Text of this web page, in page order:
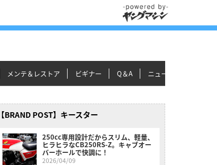
メンテ＆レストア ビギナー Q＆A ニュース＆トピックス
【BRAND POST】キースター
250cc専用設計だからスリム、軽量、
ヒラヒラなCB250RS-Z。キャブオー
バーホールで快調に！
2026/04/09